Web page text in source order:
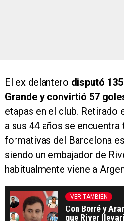
El ex delantero disputó
Grande y convirtió 57
etapas en el club. Retirado
a sus 44 años se encuentra
formativas del Barcelona
siendo un embajador de
habitualmente viene a
VER TAMBIÉN
Con Borré y
que River